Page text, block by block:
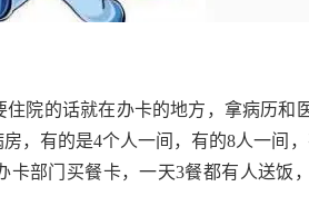
院的话就在办卡的地方，拿病历和
，有的是4个人一间，有的8人一间
部门买餐卡，一天3餐都有人送饭